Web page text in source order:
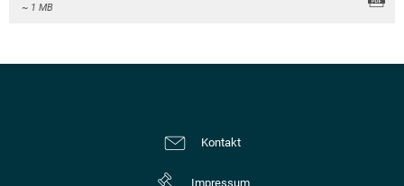
~ 1 MB
Kontakt
Impressum